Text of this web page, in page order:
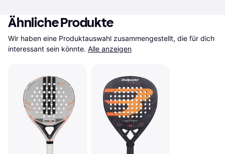
Ähnliche Produkte
Wir haben eine Produktauswahl zusammengestellt, die für dich
interessant sein könnte. Alle anzeigen